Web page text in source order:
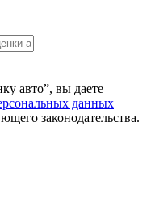
авто”, вы даете
данных
законодательства.